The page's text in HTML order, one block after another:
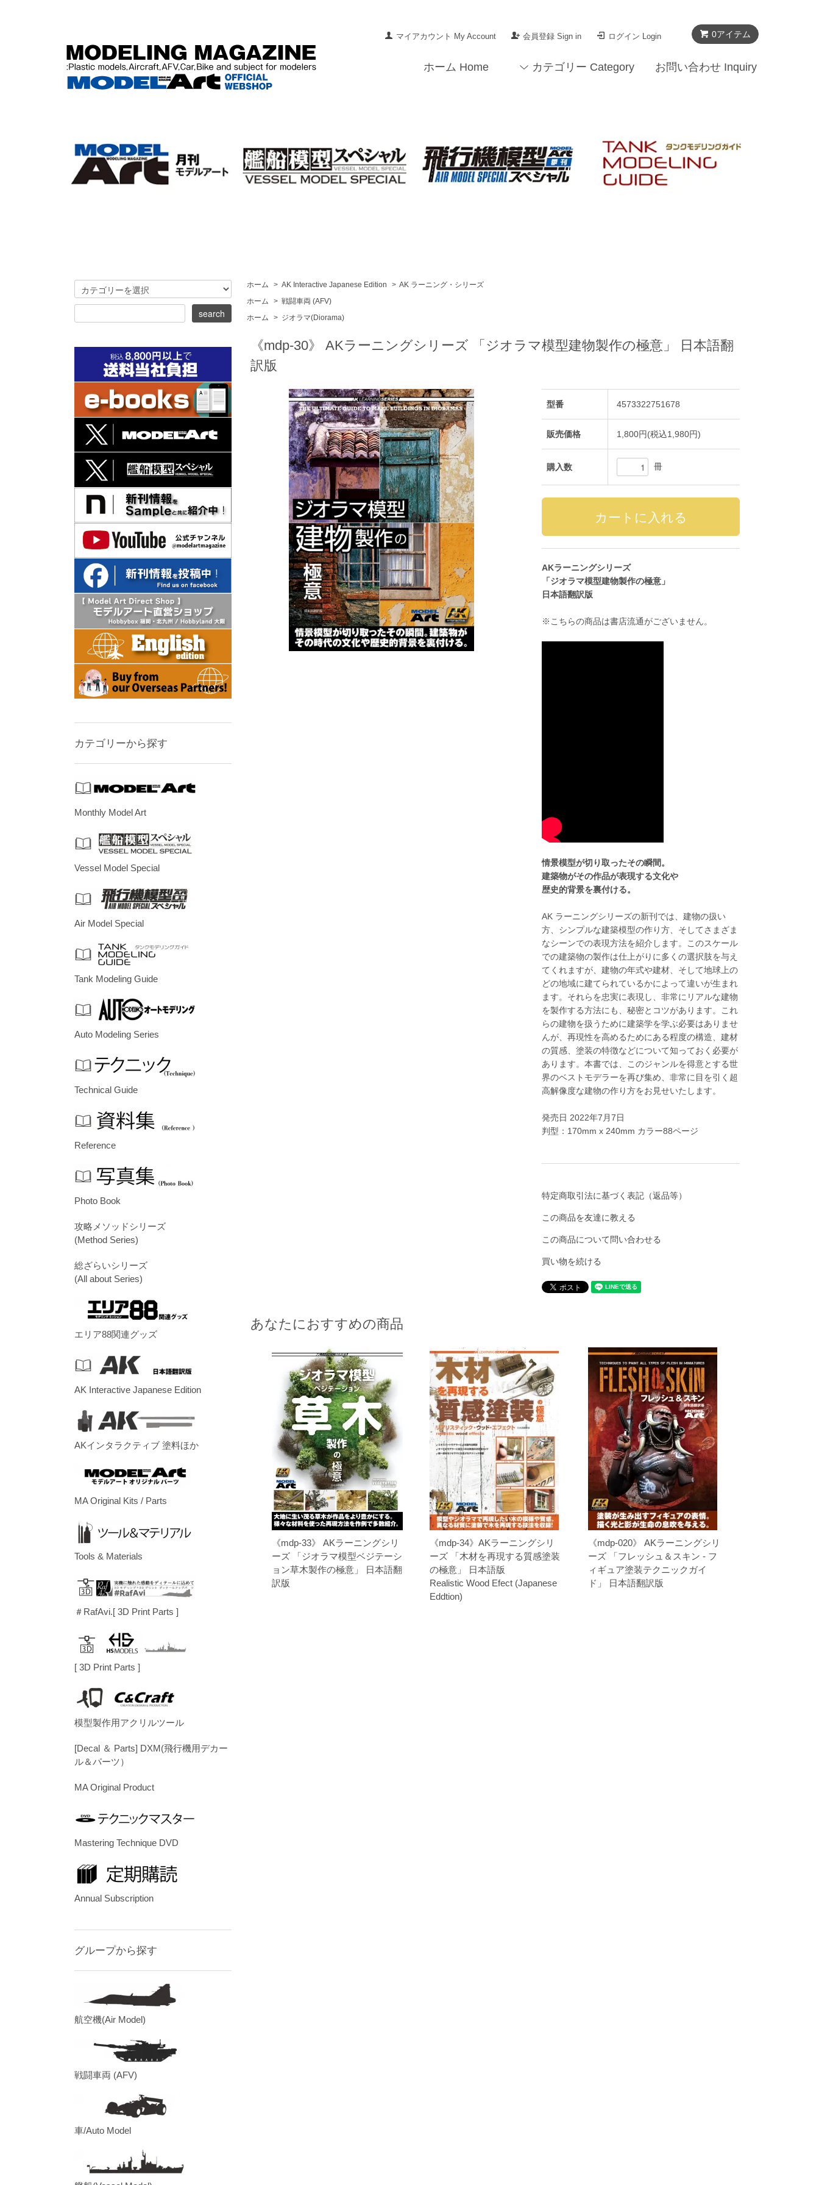
0アイテム
マイアカウント My Account 会員登録 Sign in ログイン Login
ホーム Home カテゴリー Category お問い合わせ Inquiry
ホーム > AK Interactive Japanese Edition > AK ラーニング・シリーズ
ホーム
> 戦闘車両 (AFV)
ホーム
> ジオラマ(Diorama)
《mdp-30》 AKラーニングシリーズ 「ジオラマ模型建物製作の極意」 日本語翻
訳版
型番 4573322751678
販売価格 1,800円(税込1,980円)
購入数 冊
AKラーニングシリーズ
「ジオラマ模型建物製作の極意」
日本語翻訳版
※こちらの商品は書店流通がございません。
情景模型が切り取ったその瞬間。
建築物がその作品が表現する文化や
歴史的背景を裏付ける。
AK ラーニングシリーズの新刊では、建物の扱い
方、シンプルな建築模型の作り方、そしてさまざま
なシーンでの表現方法を紹介します。このスケール
での建築物の製作は仕上がりに多くの選択肢を与え
てくれますが、建物の年式や建材、そして地球上の
どの地域に建てられているかによって違いが生まれ
ます。それらを忠実に表現し、非常にリアルな建物
を製作する方法にも、秘密とコツがあります。これ
らの建物を扱うために建築学を学ぶ必要はありませ
んが、再現性を高めるためにある程度の構造、建材
の質感、塗装の特徴などについて知っておく必要が
あります。本書では、このジャンルを得意とする世
界のベストモデラーを再び集め、非常に目を引く超
高解像度な建物の作り方をお見せいたします。
発売日 2022年7月7日
判型：170mm x 240mm カラー88ページ
特定商取引法に基づく表記（返品等）
この商品を友達に教える
この商品について問い合わせる
買い物を続ける
あなたにおすすめの商品
《mdp-33》 AKラーニングシリ
ーズ 「ジオラマ模型ベジテーシ
ョン草木製作の極意」 日本語翻
訳版
《mdp-34》AKラーニングシリ
ーズ 「木材を再現する質感塗装
の極意」 日本語版
Realistic Wood Efect (Japanese
Eddtion)
《mdp-020》 AKラーニングシリ
ーズ 「フレッシュ＆スキン - フ
ィギュア塗装テクニックガイ
ド」 日本語翻訳版
カテゴリーから探す
Monthly Model Art
Vessel Model Special
Air Model Special
Tank Modeling Guide
Auto Modeling Series
Technical Guide
Reference
Photo Book
攻略メソッドシリーズ
(Method Series)
総ざらいシリーズ
(All about Series)
エリア88関連グッズ
AK Interactive Japanese Edition
AKインタラクティブ 塗料ほか
MA Original Kits / Parts
Tools & Materials
＃RafAvi.[ 3D Print Parts ]
[ 3D Print Parts ]
模型製作用アクリルツール
[Decal ＆ Parts] DXM(飛行機用デカー
ル＆パーツ）
MA Original Product
Mastering Technique DVD
Annual Subscription
グループから探す
航空機(Air Model)
戦闘車両 (AFV)
車/Auto Model